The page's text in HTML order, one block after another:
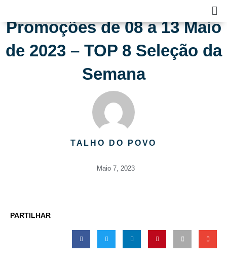
content
Promoções de 08 a 13 Maio
de 2023 – TOP 8 Seleção da
Semana
TALHO DO POVO
Maio 7, 2023
PARTILHAR